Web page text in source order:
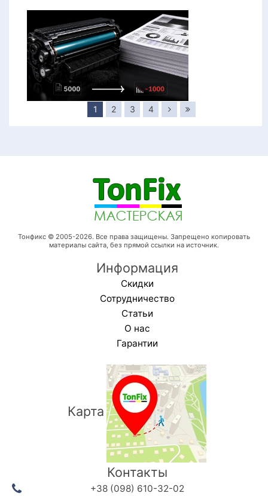
1 2 3 4
Тонфикс © 2005-2026. Все права защищены. Запрещено копировать
материалы сайта, без прямой ссылки на источник.
Информация
Скидки
Сотрудничество
Статьи
О нас
Гарантии
Карта
Контакты
+38 (098) 610-32-02